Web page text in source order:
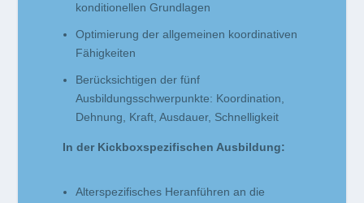
konditionellen Grundlagen
Optimierung der allgemeinen koordinativen
Fähigkeiten
Berücksichtigen der fünf
Ausbildungsschwerpunkte: Koordination,
Dehnung, Kraft, Ausdauer, Schnelligkeit
In der Kickboxspezifischen Ausbildung:
Alterspezifisches Heranführen an die